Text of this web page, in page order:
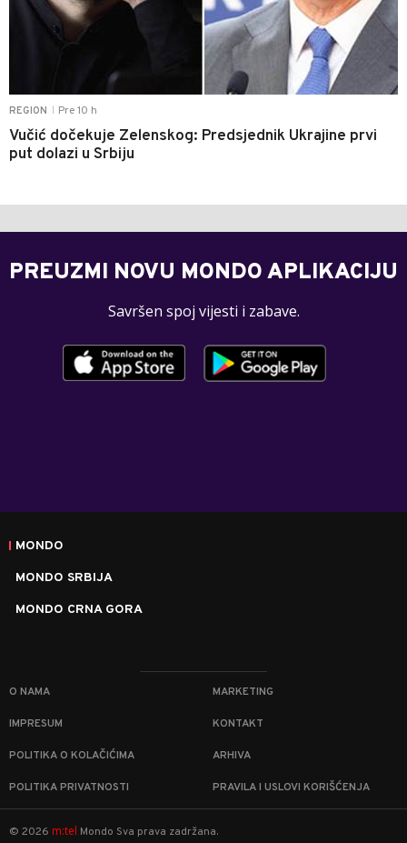
REGION Pre 10 h
Vučić dočekuje Zelenskog: Predsjednik Ukrajine prvi
put dolazi u Srbiju
PREUZMI NOVU MONDO APLIKACIJU
Savršen spoj vijesti i zabave.
MONDO
MONDO SRBIJA
MONDO CRNA GORA
O NAMA MARKETING
IMPRESUM KONTAKT
POLITIKA O KOLAČIĆIMA ARHIVA
POLITIKA PRIVATNOSTI PRAVILA I USLOVI KORIŠĆENJA
© 2026 m:tel Mondo Sva prava zadržana.